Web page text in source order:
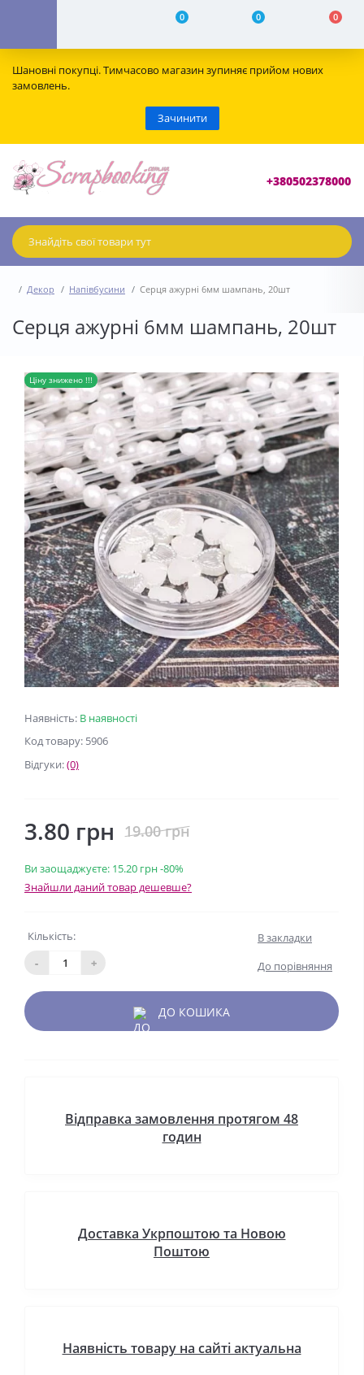
0 0 0
Шановні покупці. Тимчасово магазин зупиняє прийом нових
замовлень.
Зачинити
+380502378000
Декор Напівбусини Серця ажурні 6мм шампань, 20шт
Серця ажурні 6мм шампань, 20шт
Наявність: В наявності
Код товару: 5906
Відгуки:(0)
Ціну знижено !!!
3.80 грн 19.00 грн
Ви заощаджуєте: 15.20 грн-80%
Знайшли даний товар дешевше?
Кількість:
-
+
В закладки
До порівняння
ДО КОШИКА
Відправка замовлення протягом 48
годин
Доставка Укрпоштою та Новою
Поштою
Наявність товару на сайті актуальна